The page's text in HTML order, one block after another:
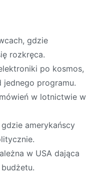
gdzie
rozkręca.
po kosmos,
programu.
w lotnictwie w
amerykańscy
w USA dająca